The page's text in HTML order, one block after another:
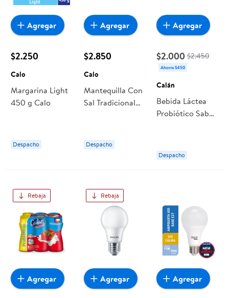
$2.250
Calo
Margarina Light
450 g Calo
Despacho
Agregar
$2.850
Calo
Mantequilla Con
Sal Tradicional
Despacho
Agregar
$2.000 $2.450
Ahorra $450
Calán
Bebida Láctea
Probiótico Sabor
Botellas 90 cc
c/u Calán
Despacho
Agregar
Rebaja
Agregar
Rebaja
Agregar Agregar